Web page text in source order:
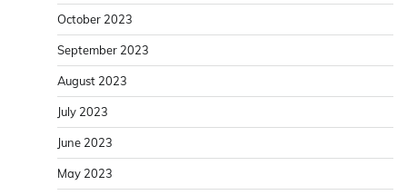
October 2023
September 2023
August 2023
July 2023
June 2023
May 2023